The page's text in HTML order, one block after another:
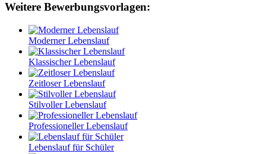
Weitere Bewerbungsvorlagen:
Moderner Lebenslauf
Klassischer Lebenslauf
Zeitloser Lebenslauf
Stilvoller Lebenslauf
Professioneller Lebenslauf
Lebenslauf für Schüler